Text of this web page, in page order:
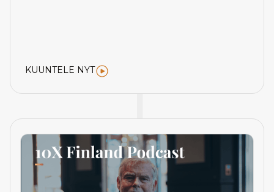
KUUNTELE NYT